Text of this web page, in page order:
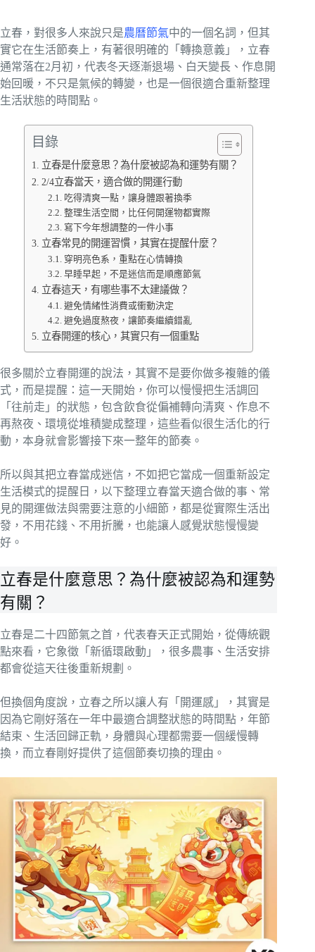
立春，對很多人來說只是農曆節氣中的一個名詞，但其
實它在生活節奏上，有著很明確的「轉換意義」，立春
通常落在2月初，代表冬天逐漸退場、白天變長、作息開
始回暖，不只是氣候的轉變，也是一個很適合重新整理
生活狀態的時間點。
目錄
立春是什麼意思？為什麼被認為和運勢有關？
2/4立春當天，適合做的開運行動
吃得清爽一點，讓身體跟著換季
整理生活空間，比任何開運物都實際
寫下今年想調整的一件小事
立春常見的開運習慣，其實在提醒什麼？
穿明亮色系，重點在心情轉換
早睡早起，不是迷信而是順應節氣
立春這天，有哪些事不太建議做？
避免情緒性消費或衝動決定
避免過度熬夜，讓節奏繼續錯亂
立春開運的核心，其實只有一個重點
很多關於立春開運的說法，其實不是要你做多複雜的儀
式，而是提醒：這一天開始，你可以慢慢把生活調回
「往前走」的狀態，包含飲食從偏補轉向清爽、作息不
再熬夜、環境從堆積變成整理，這些看似很生活化的行
動，本身就會影響接下來一整年的節奏。
所以與其把立春當成迷信，不如把它當成一個重新設定
生活模式的提醒日，以下整理立春當天適合做的事、常
見的開運做法與需要注意的小細節，都是從實際生活出
發，不用花錢、不用折騰，也能讓人感覺狀態慢慢變
好。
立春是什麼意思？為什麼被認為和運勢
有關？
立春是二十四節氣之首，代表春天正式開始，從傳統觀
點來看，它象徵「新循環啟動」，很多農事、生活安排
都會從這天往後重新規劃。
但換個角度說，立春之所以讓人有「開運感」，其實是
因為它剛好落在一年中最適合調整狀態的時間點，年節
結束、生活回歸正軌，身體與心理都需要一個緩慢轉
換，而立春剛好提供了這個節奏切換的理由。